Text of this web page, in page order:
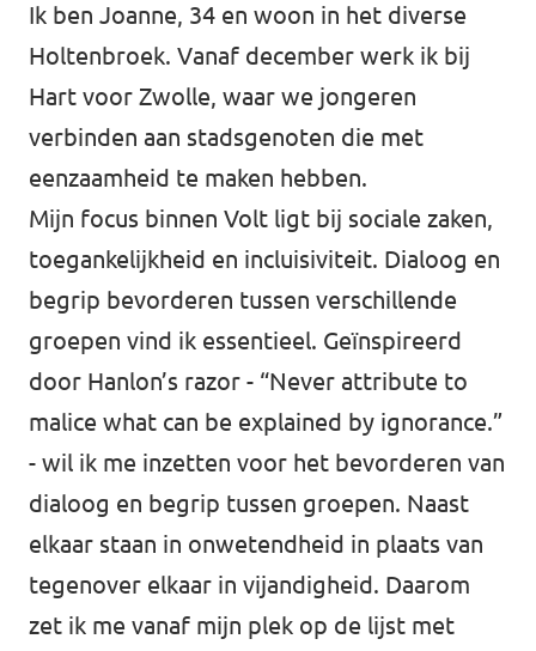
Almelo
Enschede
Hengelo
Zwolle
Ik ben Joanne, 34 en woon in het diverse
Holtenbroek. Vanaf december werk ik bij
Hart voor Zwolle, waar we jongeren
verbinden aan stadsgenoten die met
eenzaamheid te maken hebben.
Mijn focus binnen Volt ligt bij sociale zaken,
toegankelijkheid en incluisiviteit. Dialoog en
begrip bevorderen tussen verschillende
groepen vind ik essentieel. Geïnspireerd
door Hanlon’s razor - “Never attribute to
malice what can be explained by ignorance.”
- wil ik me inzetten voor het bevorderen van
dialoog en begrip tussen groepen. Naast
elkaar staan in onwetendheid in plaats van
tegenover elkaar in vijandigheid. Daarom
zet ik me vanaf mijn plek op de lijst met